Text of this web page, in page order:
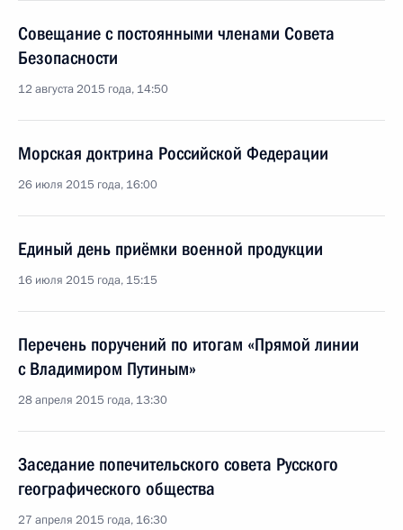
Совещание с постоянными членами Совета
Безопасности
12 августа 2015 года, 14:50
Морская доктрина Российской Федерации
26 июля 2015 года, 16:00
Единый день приёмки военной продукции
16 июля 2015 года, 15:15
Перечень поручений по итогам «Прямой линии
с Владимиром Путиным»
28 апреля 2015 года, 13:30
Заседание попечительского совета Русского
географического общества
27 апреля 2015 года, 16:30